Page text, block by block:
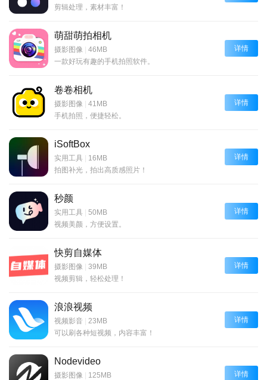
剪辑处理，素材丰富！
萌甜萌拍相机
摄影图像
46MB
一款好玩有趣的手机拍照软件。
详情
卷卷相机
摄影图像
41MB
手机拍照，便捷轻松。
详情
iSoftBox
实用工具
16MB
拍图补光，拍出高质感照片！
详情
秒颜
实用工具
50MB
视频美颜，方便设置。
详情
快剪自媒体
摄影图像
39MB
视频剪辑，轻松处理！
详情
浪浪视频
视频影音
23MB
可以刷各种短视频，内容丰富！
详情
Nodevideo
摄影图像
125MB
详情